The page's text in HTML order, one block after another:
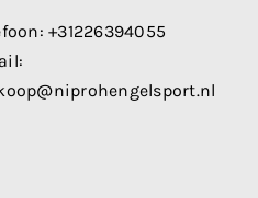
+31226394055